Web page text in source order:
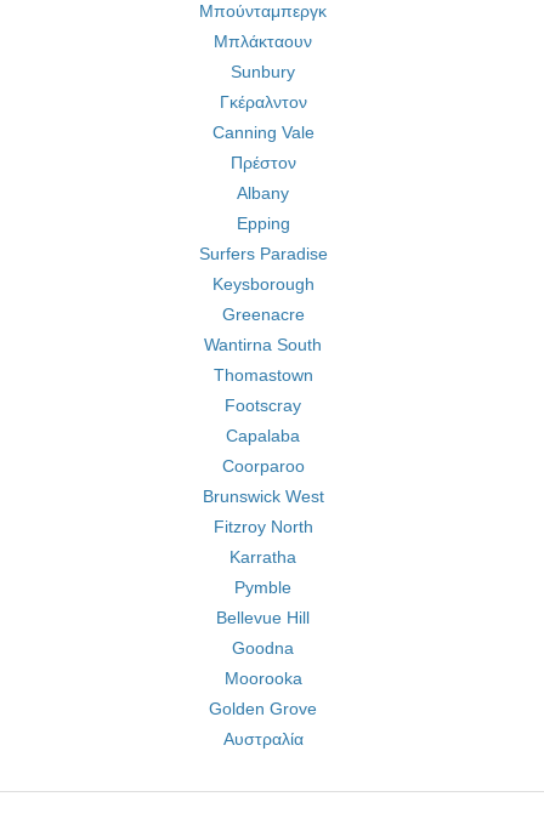
Μπούνταμπεργκ
Μπλάκταουν
Sunbury
Γκέραλντον
Canning Vale
Πρέστον
Albany
Epping
Surfers Paradise
Keysborough
Greenacre
Wantirna South
Thomastown
Footscray
Capalaba
Coorparoo
Brunswick West
Fitzroy North
Karratha
Pymble
Bellevue Hill
Goodna
Moorooka
Golden Grove
Αυστραλία